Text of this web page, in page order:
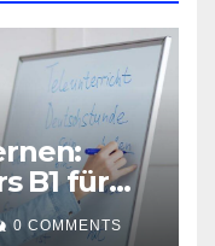
B1 für
0 COMMENTS